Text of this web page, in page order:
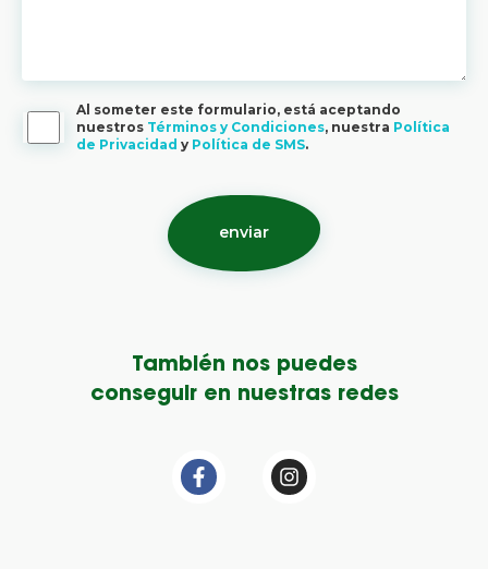
Al someter este formulario, está aceptando
nuestros Términos y Condiciones, nuestra Política
de Privacidad y Política de SMS.
También nos puedes
conseguir en nuestras redes